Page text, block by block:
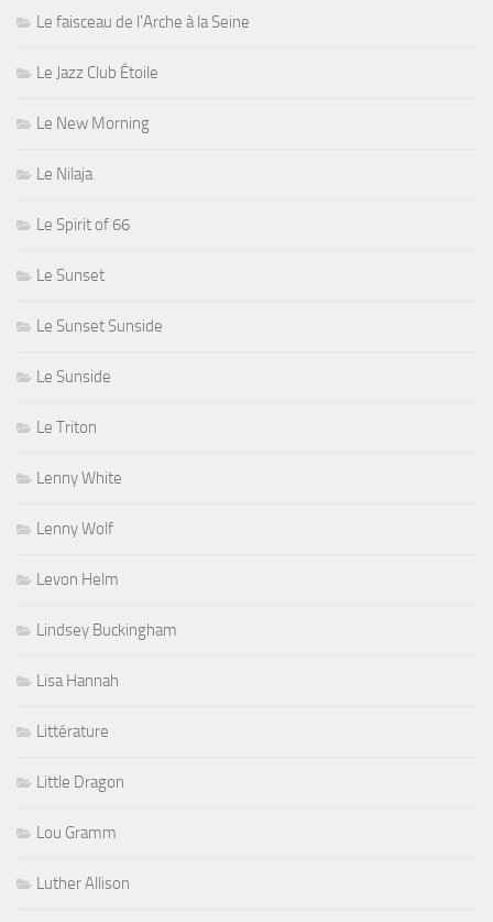
Le faisceau de l'Arche à la Seine
Le Jazz Club Étoile
Le New Morning
Le Nilaja
Le Spirit of 66
Le Sunset
Le Sunset Sunside
Le Sunside
Le Triton
Lenny White
Lenny Wolf
Levon Helm
Lindsey Buckingham
Lisa Hannah
Littérature
Little Dragon
Lou Gramm
Luther Allison